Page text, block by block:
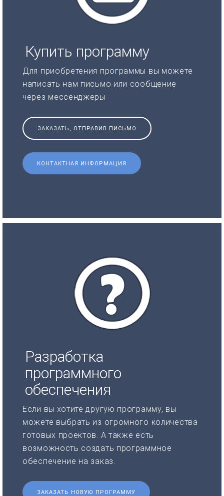
Купить программу
Для приобретения программы вы можете
написать нам письмо или сообщение
через мессенджеры
ЗАКАЗАТЬ, ОТПРАВИВ ПИСЬМО
КОНТАКТНАЯ ИНФОРМАЦИЯ
Разработка
программного
обеспечения
Если вы хотите другую программу, вы
можете выбрать из огромного количества
готовых проектов. А также есть
возможность создать программное
обеспечение на заказ.
ЗАКАЗАТЬ НОВУЮ ПРОГРАММУ